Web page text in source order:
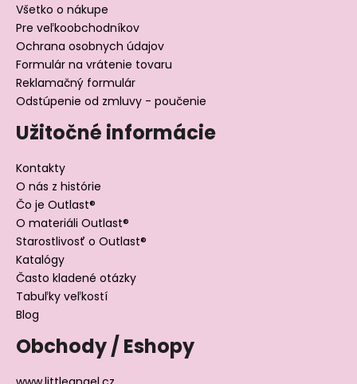
Všetko o nákupe
Pre veľkoobchodníkov
Ochrana osobnych údajov
Formulár na vrátenie tovaru
Reklamačný formulár
Odstúpenie od zmluvy - poučenie
Užitočné informácie
Kontakty
O nás z histórie
Čo je Outlast®
O materiáli Outlast®
Starostlivosť o Outlast®
Katalógy
Často kladené otázky
Tabuľky veľkostí
Blog
Obchody / Eshopy